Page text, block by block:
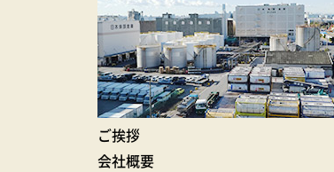
ご挨拶
会社概要